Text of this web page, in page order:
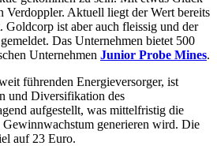
Verdoppler. Aktuell liegt der Wert bereits
ist aber auch fleissig und der
Das Unternehmen bietet 500
Unternehmen Junior Probe Mines.
führenden Energieversorger, ist
und Diversifikation des
aufgestellt, was mittelfristig die
generieren wird. Die
auf 23 Euro.